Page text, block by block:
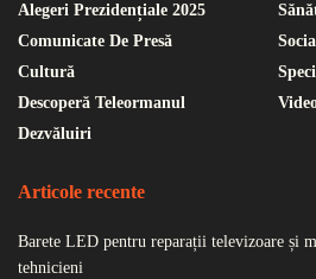
Alegeri Prezidențiale 2025
Comunicate De Presă
Cultură
Descoperă Teleormanul
Dezvăluiri
Articole recente
Barete LED pentru reparații televizoare și
tehnicieni